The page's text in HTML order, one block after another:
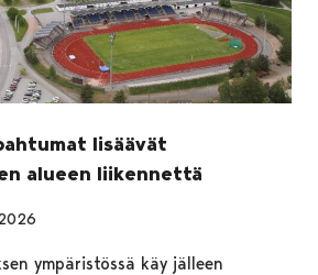
lisäävät
alueen liikennettä
ympäristössä käy jälleen